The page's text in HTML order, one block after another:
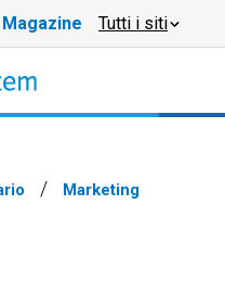
Tutti i siti
Marketing